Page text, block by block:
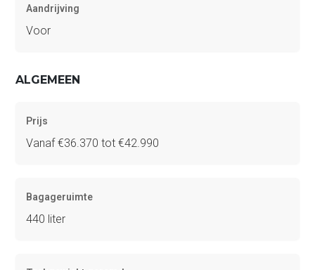
Aandrijving
Voor
ALGEMEEN
Prijs
Vanaf €36.370 tot €42.990
Bagageruimte
440 liter